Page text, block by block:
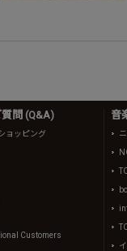
問 (Q&A)
ョッピング
Customers
音